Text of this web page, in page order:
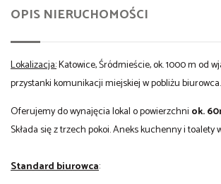
OPIS NIERUCHOMOŚCI
Lokalizacja:Katowice, Śródmieście, ok. 1000 m od
przystanki komunikacji miejskiej w pobliżu biurowca.
Oferujemy do wynajęcia lokal o powierzchni ok.
Składa się z trzech pokoi. Aneks kuchenny i toalety
Standard biurowca: